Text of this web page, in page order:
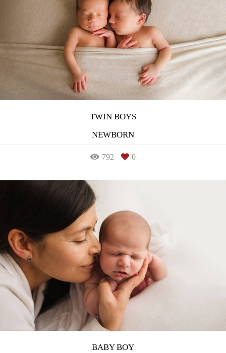
TWIN BOYS
NEWBORN
792 0
BABY BOY